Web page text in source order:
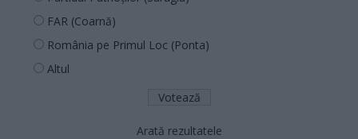
FAR (Coarnă)
România pe Primul Loc (Ponta)
Altul
Arată rezultatele